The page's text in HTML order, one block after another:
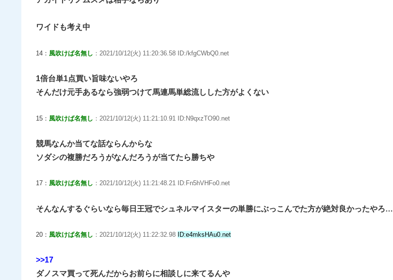
ワイドも考え中
14： 風吹けば名無し ：2021/10/12(火) 11:20:36.58 ID:/kfgCWbQ0.net
1倍台単1点買い旨味ないやろ
そんだけ元手あるなら強弱つけて馬連馬単総流しした方がよくない
15： 風吹けば名無し ：2021/10/12(火) 11:21:10.91 ID:N9qxzTO90.net
競馬なんか当てな話ならんからな
ソダシの複勝だろうがなんだろうが当てたら勝ちや
17： 風吹けば名無し ：2021/10/12(火) 11:21:48.21 ID:Fn5hVHFo0.net
そんなんするぐらいなら毎日王冠でシュネルマイスターの単勝にぶっこんでた方が絶対良かったやろ…
20： 風吹けば名無し ：2021/10/12(火) 11:22:32.98 ID:e4mksHAu0.net
>>17
ダノスマ買って死んだからお前らに相談しに来てるんや